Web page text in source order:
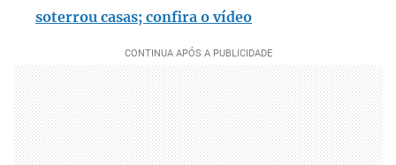
soterrou casas; confira o vídeo